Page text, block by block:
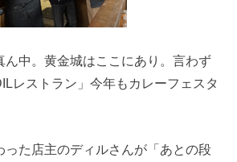
ん中。黄金城はここにあり。言わず
レストラン」今年もカレーフェスタ
った店主のディルさんが「あとの段